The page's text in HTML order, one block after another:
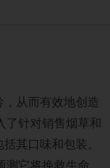
从而有效地创造
了针对销售烟草和
其口味和包装。